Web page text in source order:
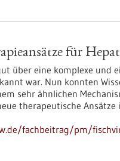
für
über eine komplexe und
war. Nun konnten
sehr ähnlichen
therapeutische
fachbeitrag/pm/